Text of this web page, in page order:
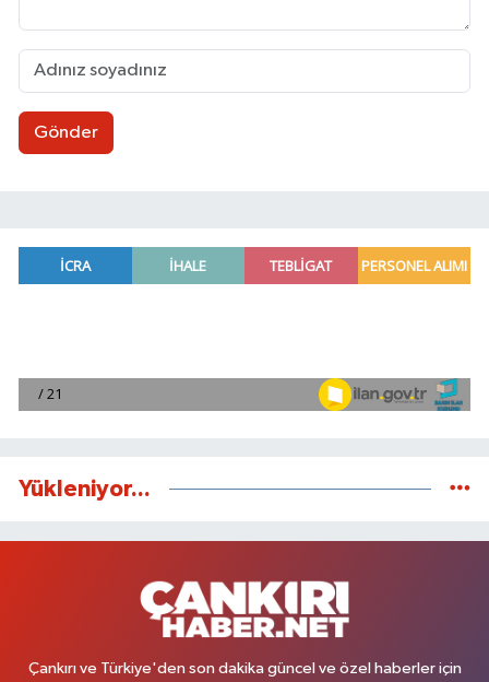
Gönder
Yükleniyor...
Çankırı ve Türkiye'den son dakika güncel ve özel haberler için